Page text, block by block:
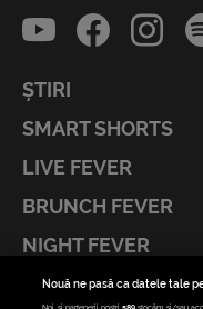
ȘTIRI
SMART SHORTS
LIVE FEVER
BRUNCH FEVER
NIGHT FEVER
LIVE FEVER
Nouă ne pasă ca datele tale